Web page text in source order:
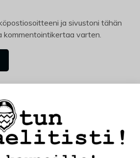
ja sivustoni tähän
kommentointikertaa varten.